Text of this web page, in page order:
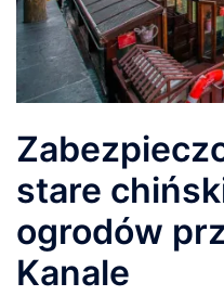
stare
ogrodów
Kanale